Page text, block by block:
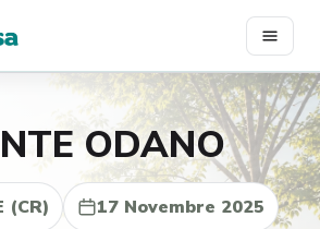
ODANO
(CR) 17 Novembre 2025